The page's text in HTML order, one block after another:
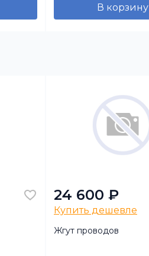
В корзину
24 600 ₽
Купить дешевле
Жгут проводов